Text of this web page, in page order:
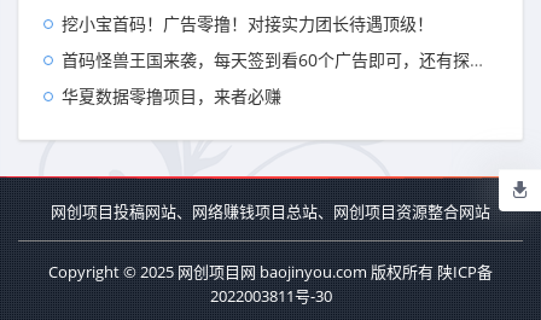
挖小宝首码！广告零撸！对接实力团长待遇顶级！
首码怪兽王国来袭，每天签到看60个广告即可，还有探险模式出现
华夏数据零撸项目，来者必赚
网创项目投稿网站、网络赚钱项目总站、网创项目资源整合网站
Copyright © 2025 网创项目网 baojinyou.com 版权所有陕ICP备
2022003811号-30